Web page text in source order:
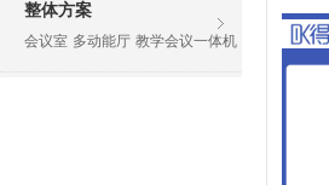
整体方案
会议室 多动能厅 教学会议一体机